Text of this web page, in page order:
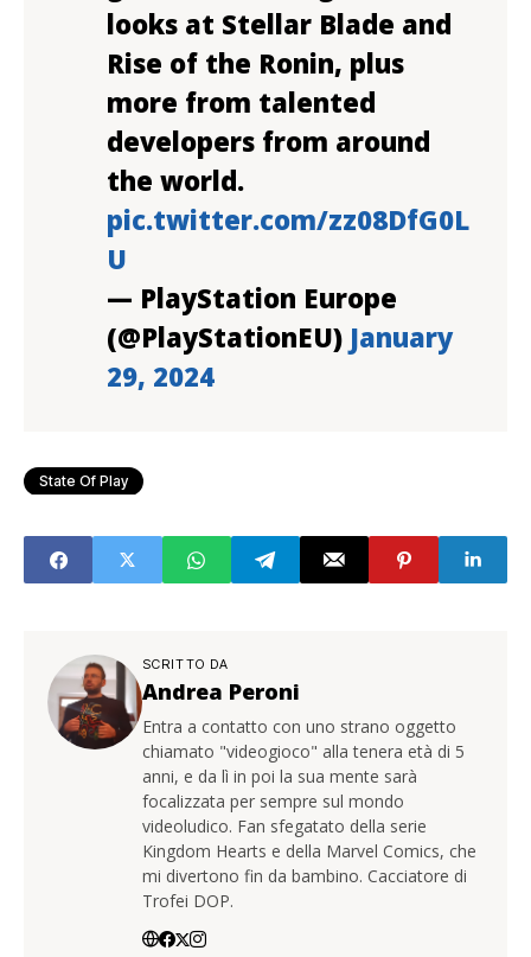
looks at Stellar Blade and
Rise of the Ronin, plus
more from talented
developers from around
the world.
pic.twitter.com/zz08DfG0L
U
— PlayStation Europe
(@PlayStationEU) January
29, 2024
State Of Play
SCRITTO DA
Andrea Peroni
Entra a contatto con uno strano oggetto
chiamato "videogioco" alla tenera età di 5
anni, e da lì in poi la sua mente sarà
focalizzata per sempre sul mondo
videoludico. Fan sfegatato della serie
Kingdom Hearts e della Marvel Comics, che
mi divertono fin da bambino. Cacciatore di
Trofei DOP.